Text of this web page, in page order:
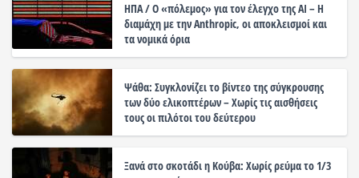
ΗΠΑ / Ο «πόλεμος» για τον έλεγχο της ΑΙ – Η
διαμάχη με την Anthropic, οι αποκλεισμοί και
τα νομικά όρια
Ψάθα: Συγκλονίζει το βίντεο της σύγκρουσης
των δύο ελικοπτέρων – Χωρίς τις αισθήσεις
τους οι πιλότοι του δεύτερου
Ξανά στο σκοτάδι η Κούβα: Χωρίς ρεύμα το 1/3